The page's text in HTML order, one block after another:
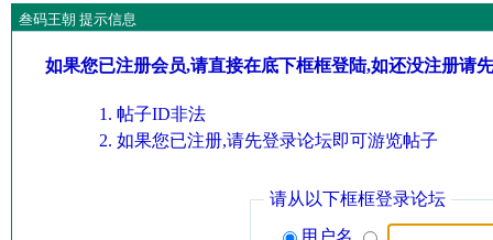
叁码王朝 提示信息
如果您已注册会员,请直接在底下框框登陆,如还没注册请
帖子ID非法
如果您已注册,请先登录论坛即可游览帖子
请从以下框框登录论坛
用户名